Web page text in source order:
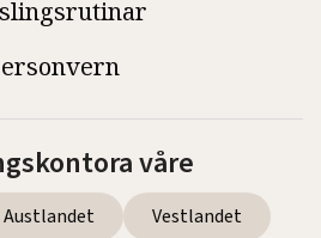
våre
Austlandet Vestlandet